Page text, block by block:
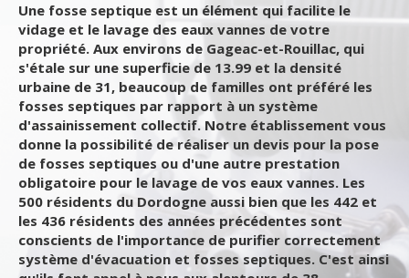
Une fosse septique est un élément qui facilite le
vidage et le lavage des eaux vannes de votre
propriété. Aux environs de Gageac-et-Rouillac, qui
s'étale sur une superficie de 13.99 et la densité
urbaine de 31, beaucoup de familles ont préféré les
fosses septiques par rapport à un système
d'assainissement collectif. Notre établissement vous
donne la possibilité de réaliser un devis pour la pose
de fosses septiques ou d'une autre prestation
obligatoire pour le lavage de vos eaux vannes. Les
500 résidents du Dordogne aussi bien que les 442 et
les 436 résidents des années précédentes sont
conscients de l'importance de purifier correctement
système d'évacuation et fosses septiques. C'est ainsi